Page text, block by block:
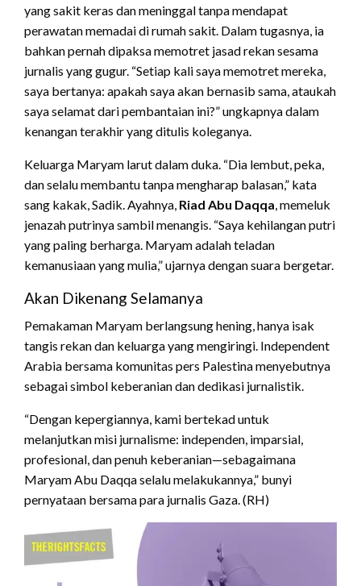
yang sakit keras dan meninggal tanpa mendapat
perawatan memadai di rumah sakit. Dalam tugasnya, ia
bahkan pernah dipaksa memotret jasad rekan sesama
jurnalis yang gugur. “Setiap kali saya memotret mereka,
saya bertanya: apakah saya akan bernasib sama, ataukah
saya selamat dari pembantaian ini?” ungkapnya dalam
kenangan terakhir yang ditulis koleganya.
Keluarga Maryam larut dalam duka. “Dia lembut, peka,
dan selalu membantu tanpa mengharap balasan,” kata
sang kakak, Sadik. Ayahnya, Riad Abu Daqqa, memeluk
jenazah putrinya sambil menangis. “Saya kehilangan putri
yang paling berharga. Maryam adalah teladan
kemanusiaan yang mulia,” ujarnya dengan suara bergetar.
Akan Dikenang Selamanya
Pemakaman Maryam berlangsung hening, hanya isak
tangis rekan dan keluarga yang mengiringi. Independent
Arabia bersama komunitas pers Palestina menyebutnya
sebagai simbol keberanian dan dedikasi jurnalistik.
“Dengan kepergiannya, kami bertekad untuk
melanjutkan misi jurnalisme: independen, imparsial,
profesional, dan penuh keberanian—sebagaimana
Maryam Abu Daqqa selalu melakukannya,” bunyi
pernyataan bersama para jurnalis Gaza. (RH)